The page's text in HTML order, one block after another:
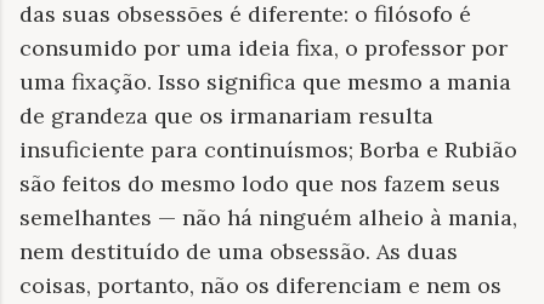
das suas obsessões é diferente: o filósofo é
consumido por uma ideia fixa, o professor por
uma fixação. Isso significa que mesmo a mania
de grandeza que os irmanariam resulta
insuficiente para continuísmos; Borba e Rubião
são feitos do mesmo lodo que nos fazem seus
semelhantes — não há ninguém alheio à mania,
nem destituído de uma obsessão. As duas
coisas, portanto, não os diferenciam e nem os